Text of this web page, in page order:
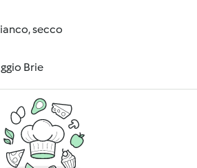
secco
Brie